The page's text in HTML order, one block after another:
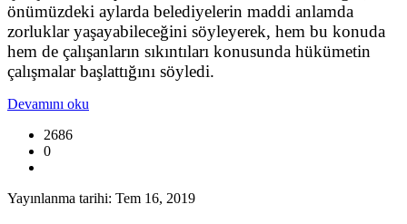
önümüzdeki aylarda belediyelerin maddi anlamda
zorluklar yaşayabileceğini söyleyerek, hem bu konuda
hem de çalışanların sıkıntıları konusunda hükümetin
çalışmalar başlattığını söyledi.
Devamını oku
2686
0
Yayınlanma tarihi: Tem 16, 2019